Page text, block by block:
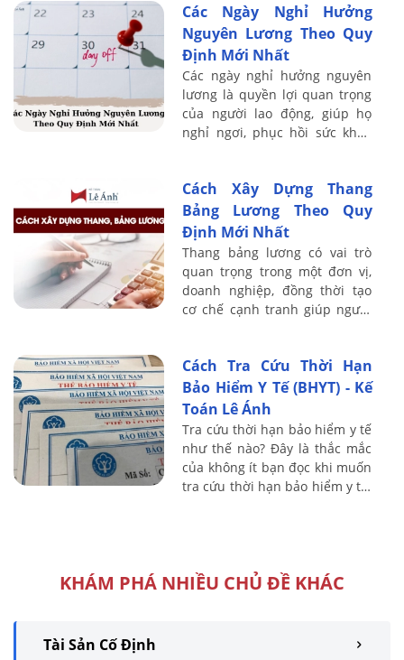
Các Ngày Nghỉ Hưởng
Nguyên Lương Theo Quy
Định Mới Nhất
Các ngày nghỉ hưởng nguyên
lương là quyền lợi quan trọng
của người lao động, giúp họ
nghỉ ngơi, phục hồi sức khỏe
Cách Xây Dựng Thang
Bảng Lương Theo Quy
Định Mới Nhất
Thang bảng lương có vai trò
quan trọng trong một đơn vị,
doanh nghiệp, đồng thời tạo
cơ chế cạnh tranh giúp người
Ánh sẽ ...
Cách Tra Cứu Thời Hạn
Bảo Hiểm Y Tế (BHYT) - Kế
Toán Lê Ánh
Tra cứu thời hạn bảo hiểm y tế
như thế nào? Đây là thắc mắc
của không ít bạn đọc khi muốn
tra cứu thời hạn bảo hiểm y tế.
KHÁM PHÁ NHIỀU CHỦ ĐỀ KHÁC
Tài Sản Cố Định